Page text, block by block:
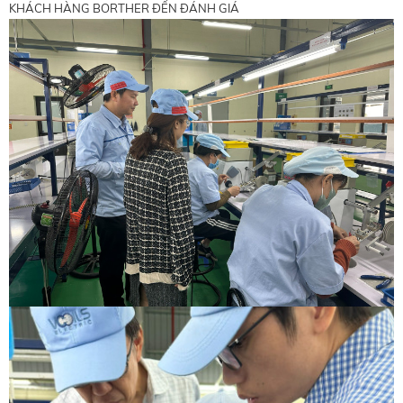
KHÁCH HÀNG BORTHER ĐẾN ĐÁNH GIÁ